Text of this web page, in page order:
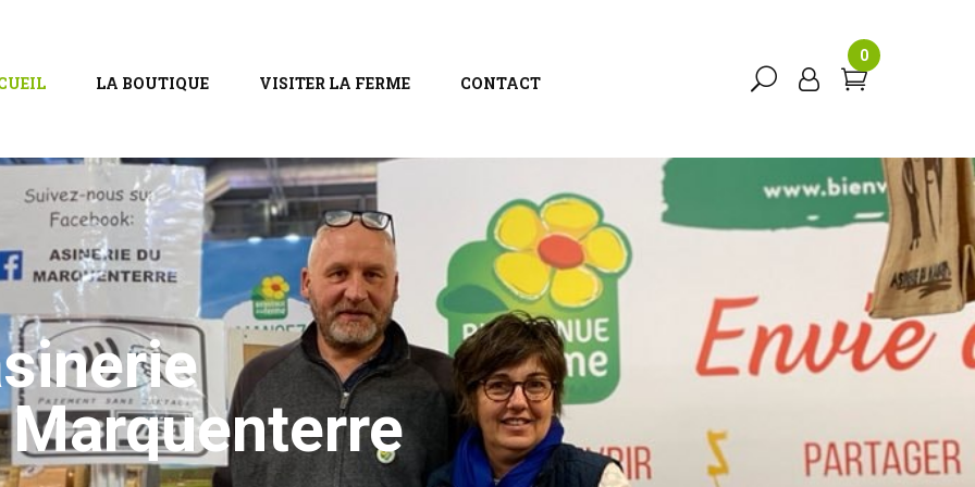
LA BOUTIQUE VISITER LA FERME CONTACT
0